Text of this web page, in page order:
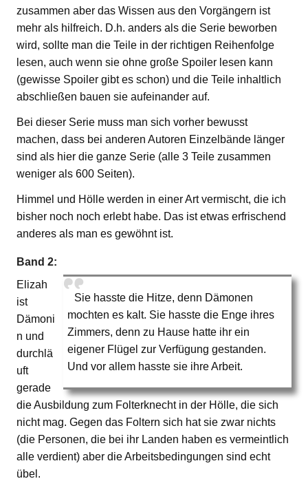
zusammen aber das Wissen aus den Vorgängern ist
mehr als hilfreich. D.h. anders als die Serie beworben
wird, sollte man die Teile in der richtigen Reihenfolge
lesen, auch wenn sie ohne große Spoiler lesen kann
(gewisse Spoiler gibt es schon) und die Teile inhaltlich
abschließen bauen sie aufeinander auf.
Bei dieser Serie muss man sich vorher bewusst
machen, dass bei anderen Autoren Einzelbände länger
sind als hier die ganze Serie (alle 3 Teile zusammen
weniger als 600 Seiten).
Himmel und Hölle werden in einer Art vermischt, die ich
bisher noch noch erlebt habe. Das ist etwas erfrischend
anderes als man es gewöhnt ist.
Band 2:
Sie hasste die Hitze, denn Dämonen
mochten es kalt. Sie hasste die Enge ihres
Zimmers, denn zu Hause hatte ihr ein
eigener Flügel zur Verfügung gestanden.
Und vor allem hasste sie ihre Arbeit.
Elizah
ist
Dämoni
n und
durchlä
uft
gerade
die Ausbildung zum Folterknecht in der Hölle, die sich
nicht mag. Gegen das Foltern sich hat sie zwar nichts
(die Personen, die bei ihr Landen haben es vermeintlich
alle verdient) aber die Arbeitsbedingungen sind echt
übel.